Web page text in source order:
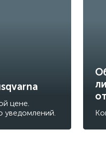
цене.
уведомлений.